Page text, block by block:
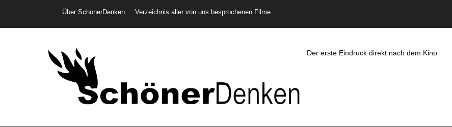
Header-Menü
Über SchönerDenken Verzeichnis aller von uns besprochenen Filme
Der erste Eindruck direkt nach dem Kino